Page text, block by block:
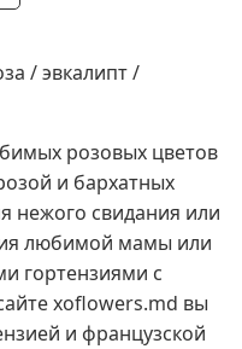
/ эвкалипт /
розовых цветов
и бархатных
нежого свидания или
любимой мамы или
гортензиями с
xoflowers.md вы
и французской